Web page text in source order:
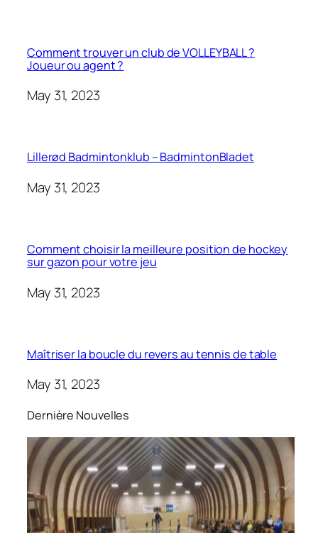
Comment trouver un club de VOLLEYBALL ?
Joueur ou agent ?
May 31, 2023
Lillerød Badmintonklub – BadmintonBladet
May 31, 2023
Comment choisir la meilleure position de hockey
sur gazon pour votre jeu
May 31, 2023
Maîtriser la boucle du revers au tennis de table
May 31, 2023
Dernière Nouvelles